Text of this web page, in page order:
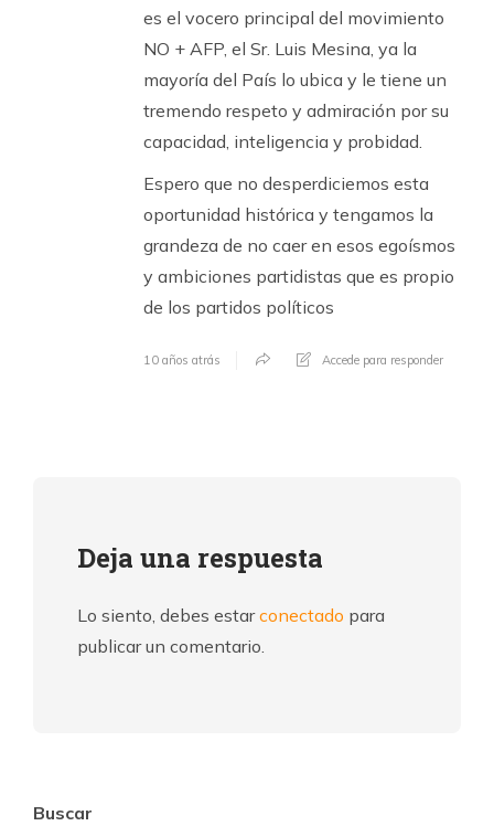
es el vocero principal del movimiento
NO + AFP, el Sr. Luis Mesina, ya la
mayoría del País lo ubica y le tiene un
tremendo respeto y admiración por su
capacidad, inteligencia y probidad.
Espero que no desperdiciemos esta
oportunidad histórica y tengamos la
grandeza de no caer en esos egoísmos
y ambiciones partidistas que es propio
de los partidos políticos
10 años atrás Accede para responder
Deja una respuesta
Lo siento, debes estarconectado para
publicar un comentario.
Buscar